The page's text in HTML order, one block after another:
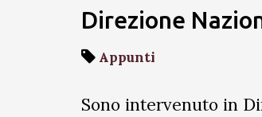
Direzione
Appunti
Sono intervenuto in